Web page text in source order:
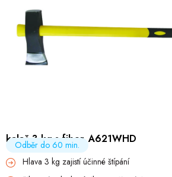
Chovatelské potřeby
Hobby
World Cleanup Day
Akční ceny
kalač 3 kg s fiber. A621WHD
Hlava 3 kg zajistí účinné štípání
Odběr do 60 min.